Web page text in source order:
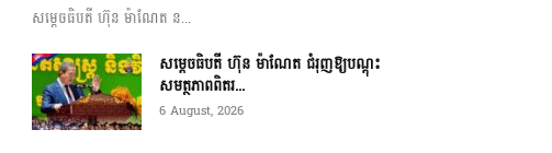
សម្តេចធិបតី ហ៊ុន ម៉ាណែត ន...
សម្តេចធិបតី ហ៊ុន ម៉ាណែត ជំរុញឱ្យបណ្តុះ
សមត្ថភាពពិតរ...
6 August, 2026